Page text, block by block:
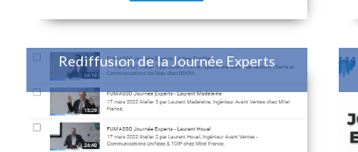
Rediffusion de la Journée Experts